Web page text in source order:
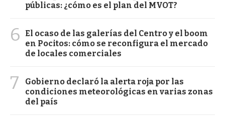
públicas: ¿cómo es el plan del MVOT?
6
El ocaso de las galerías del Centro y el boom
en Pocitos: cómo se reconfigura el mercado
de locales comerciales
7
Gobierno declaró la alerta roja por las
condiciones meteorológicas en varias zonas
del país